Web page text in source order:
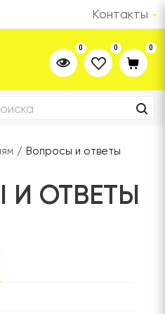
Контакты
0 0 0
/ Вопросы и ответы
ОТВЕТЫ